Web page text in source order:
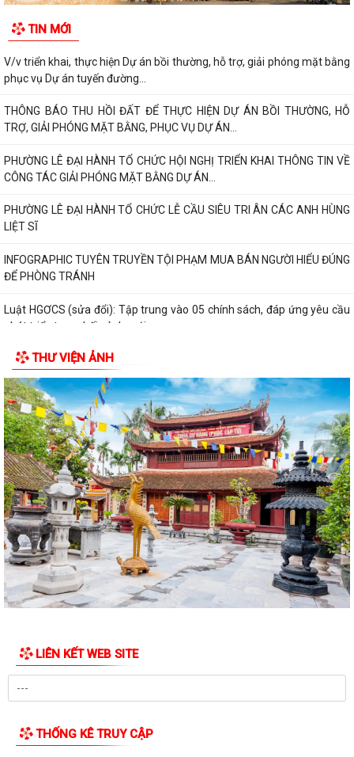
TIN MỚI
V/v triển khai, thực hiện Dự án bồi thường, hỗ trợ, giải phóng mặt bằng
phục vụ Dự án tuyến đường...
THÔNG BÁO THU HỒI ĐẤT ĐỂ THỰC HIỆN DỰ ÁN BỒI THƯỜNG, HỖ
TRỢ, GIẢI PHÓNG MẶT BẰNG, PHỤC VỤ DỰ ÁN...
PHƯỜNG LÊ ĐẠI HÀNH TỔ CHỨC HỘI NGHỊ TRIỂN KHAI THÔNG TIN VỀ
CÔNG TÁC GIẢI PHÓNG MẶT BẰNG DỰ ÁN...
PHƯỜNG LÊ ĐẠI HÀNH TỔ CHỨC LỄ CẦU SIÊU TRI ÂN CÁC ANH HÙNG
LIỆT SĨ
INFOGRAPHIC TUYÊN TRUYỀN TỘI PHẠM MUA BÁN NGƯỜI HIỂU ĐÚNG
ĐỂ PHÒNG TRÁNH
Luật HGƠCS (sửa đổi): Tập trung vào 05 chính sách, đáp ứng yêu cầu
phát triển trong bối cảnh mới
THƯ VIỆN ẢNH
LIÊN KẾT WEB SITE
THỐNG KÊ TRUY CẬP